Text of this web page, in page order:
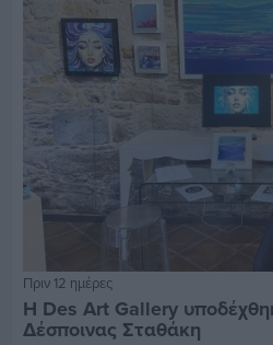
Πριν 12 ημέρες
Η Des Art Gallery
Δέσποινας Σταθάκη